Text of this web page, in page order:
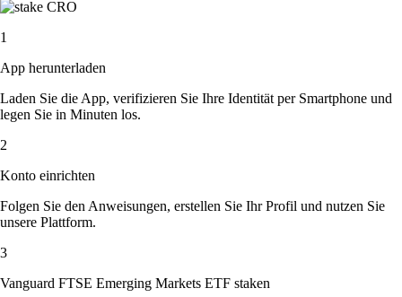
1
App herunterladen
Laden Sie die App, verifizieren Sie Ihre Identität per Smartphone und
legen Sie in Minuten los.
2
Konto einrichten
Folgen Sie den Anweisungen, erstellen Sie Ihr Profil und nutzen Sie
unsere Plattform.
3
Vanguard FTSE Emerging Markets ETF staken